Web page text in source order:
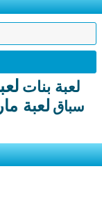
لعبة بنات
سباق لعبة